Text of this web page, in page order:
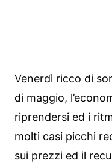
Venerdì ricco di
di maggio,
riprendersi ed i
molti casi picchi
sui prezzi ed il